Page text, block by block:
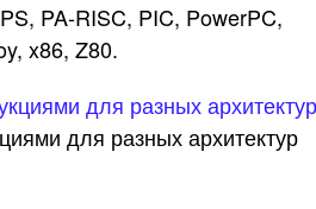
PA-RISC, PIC, PowerPC,
x86, Z80.
для разных архитектур